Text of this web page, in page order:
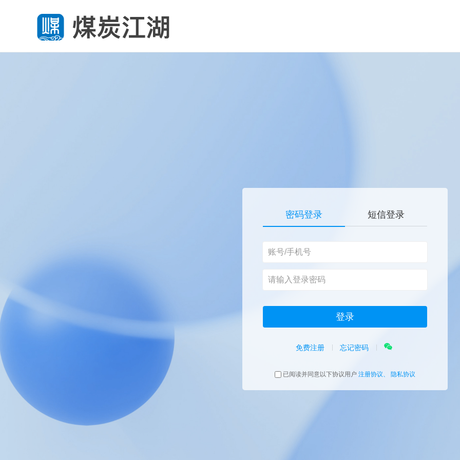
密码登录 短信登录
免费注册 忘记密码
已阅读并同意以下协议用户 注册协议、 隐私协议